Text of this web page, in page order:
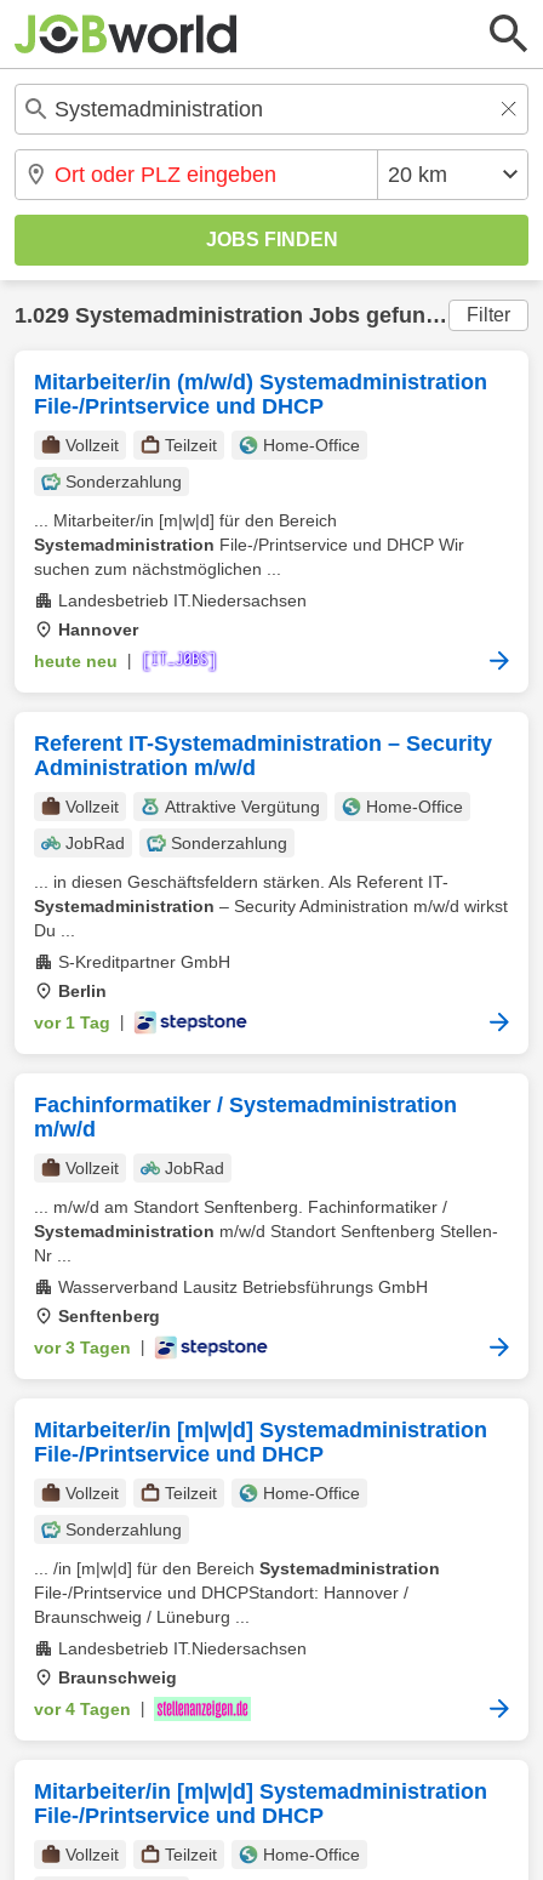
1.029 Systemadministration Jobs gefunden Filter
Mitarbeiter/in (m/w/d) Systemadministration
File-/Printservice und DHCP
Vollzeit Teilzeit
Home-Office
Sonderzahlung
... Mitarbeiter/in [m|w|d] für den Bereich
Systemadministration File-/Printservice und DHCP Wir
suchen zum nächstmöglichen ...
Landesbetrieb IT.Niedersachsen
Hannover
heute neu
Referent IT-Systemadministration – Security
Administration m/w/d
Vollzeit Attraktive Vergütung
Home-Office
JobRad
Sonderzahlung
... in diesen Geschäftsfeldern stärken. Als Referent IT-
Systemadministration – Security Administration m/w/d wirkst
Du ...
S-Kreditpartner GmbH
Berlin
vor 1 Tag
Fachinformatiker / Systemadministration
m/w/d
Vollzeit
JobRad
... m/w/d am Standort Senftenberg. Fachinformatiker /
Systemadministration m/w/d Standort Senftenberg Stellen-
Nr ...
Wasserverband Lausitz Betriebsführungs GmbH
Senftenberg
vor 3 Tagen
Mitarbeiter/in [m|w|d] Systemadministration
File-/Printservice und DHCP
Vollzeit Teilzeit
Home-Office
Sonderzahlung
... /in [m|w|d] für den Bereich Systemadministration
File-/Printservice und DHCPStandort: Hannover /
Braunschweig / Lüneburg ...
Landesbetrieb IT.Niedersachsen
Braunschweig
vor 4 Tagen
Mitarbeiter/in [m|w|d] Systemadministration
File-/Printservice und DHCP
Vollzeit Teilzeit
Home-Office